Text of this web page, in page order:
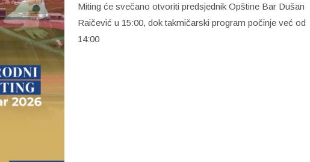
Miting će svečano otvoriti predsjednik Opštine Bar Dušan
Raičević u 15:00, dok takmičarski program počinje već od
14:00